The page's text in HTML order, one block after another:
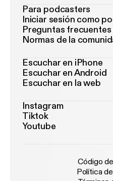
Para podcasters
Iniciar sesión como
Preguntas
Normas de la
Escuchar en iPhone
Escuchar en Android
Escuchar en la web
Instagram
Tiktok
Youtube
Código
Política